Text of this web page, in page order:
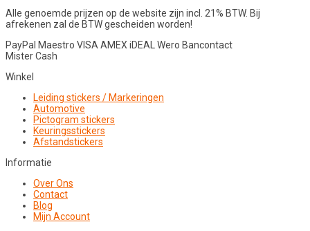
Alle genoemde prijzen op de website zijn incl. 21% BTW. Bij
afrekenen zal de BTW gescheiden worden!
PayPal Maestro VISAAMEXiDEALWero Bancontact
Mister Cash
Winkel
Leiding stickers / Markeringen
Automotive
Pictogram stickers
Keuringsstickers
Afstandstickers
Informatie
Over Ons
Contact
Blog
Mijn Account